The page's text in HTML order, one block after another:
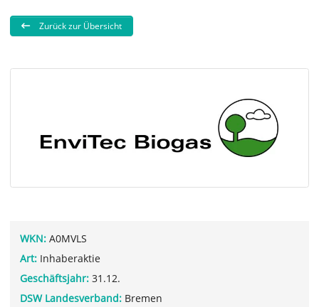
Zurück zur Übersicht
WKN: A0MVLS
Art: Inhaberaktie
Geschäftsjahr: 31.12.
DSW Landesverband: Bremen